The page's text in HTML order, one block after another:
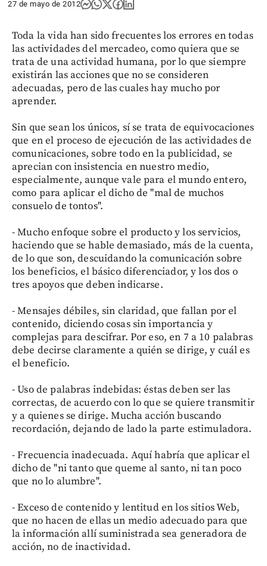
27 de mayo de 2012
Toda la vida han sido frecuentes los errores en todas
las actividades del mercadeo, como quiera que se
trata de una actividad humana, por lo que siempre
existirán las acciones que no se consideren
adecuadas, pero de las cuales hay mucho por
aprender.
Sin que sean los únicos, sí se trata de equivocaciones
que en el proceso de ejecución de las actividades de
comunicaciones, sobre todo en la publicidad, se
aprecian con insistencia en nuestro medio,
especialmente, aunque vale para el mundo entero,
como para aplicar el dicho de "mal de muchos
consuelo de tontos".
- Mucho enfoque sobre el producto y los servicios,
haciendo que se hable demasiado, más de la cuenta,
de lo que son, descuidando la comunicación sobre
los beneficios, el básico diferenciador, y los dos o
tres apoyos que deben indicarse.
- Mensajes débiles, sin claridad, que fallan por el
contenido, diciendo cosas sin importancia y
complejas para descifrar. Por eso, en 7 a 10 palabras
debe decirse claramente a quién se dirige, y cuál es
el beneficio.
- Uso de palabras indebidas: éstas deben ser las
correctas, de acuerdo con lo que se quiere transmitir
y a quienes se dirige. Mucha acción buscando
recordación, dejando de lado la parte estimuladora.
- Frecuencia inadecuada. Aquí habría que aplicar el
dicho de "ni tanto que queme al santo, ni tan poco
que no lo alumbre".
- Exceso de contenido y lentitud en los sitios Web,
que no hacen de ellas un medio adecuado para que
la información allí suministrada sea generadora de
acción, no de inactividad.